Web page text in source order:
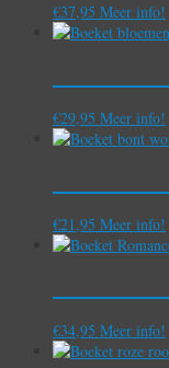
€37,95 Meer info!
€29,95 Meer info!
€21,95 Meer info!
€34,95 Meer info!